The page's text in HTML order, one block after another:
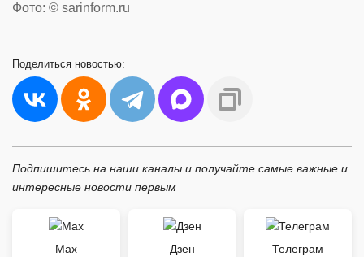
Фото: © sarinform.ru
Поделиться новостью:
Подпишитесь на наши каналы и получайте самые важные и
интересные новости первым
Max Дзен Телеграм